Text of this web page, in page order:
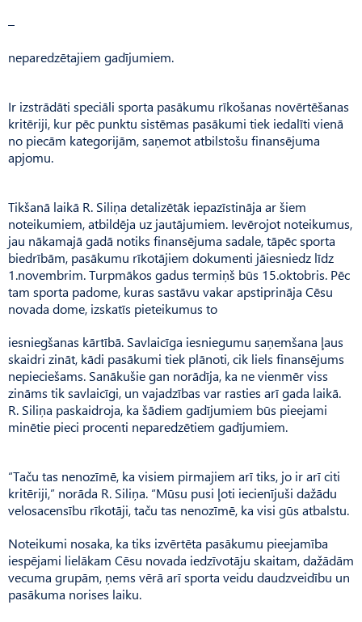
–
neparedzētajiem gadījumiem.
Ir izstrādāti speciāli sporta pasākumu rīkošanas novērtēšanas
kritēriji, kur pēc punktu sistēmas pasākumi tiek iedalīti vienā
no piecām kategorijām, saņemot atbilstošu finansējuma
apjomu.
Tikšanā laikā R. Siliņa detalizētāk iepazīstināja ar šiem
noteikumiem, atbildēja uz jautājumiem. Ievērojot noteikumus,
jau nākamajā gadā notiks finansējuma sadale, tāpēc sporta
biedrībām, pasākumu rīkotājiem dokumenti jāiesniedz līdz
1.novembrim. Turpmākos gadus termiņš būs 15.oktobris. Pēc
tam sporta padome, kuras sastāvu vakar apstiprināja Cēsu
novada dome, izskatīs pieteikumus to
iesniegšanas kārtībā. Savlaicīga iesniegumu saņemšana ļaus
skaidri zināt, kādi pasākumi tiek plānoti, cik liels finansējums
nepieciešams. Sanākušie gan norādīja, ka ne vienmēr viss
zināms tik savlaicīgi, un vajadzības var rasties arī gada laikā.
R. Siliņa paskaidroja, ka šādiem gadījumiem būs pieejami
minētie pieci procenti neparedzētiem gadījumiem.
“Taču tas nenozīmē, ka visiem pirmajiem arī tiks, jo ir arī citi
kritēriji,” norāda R. Siliņa. “Mūsu pusi ļoti iecienījuši dažādu
velosacensību rīkotāji, taču tas nenozīmē, ka visi gūs atbalstu.
Noteikumi nosaka, ka tiks izvērtēta pasākumu pieejamība
iespējami lielākam Cēsu novada iedzīvotāju skaitam, dažādām
vecuma grupām, ņems vērā arī sporta veidu daudzveidību un
pasākuma norises laiku.